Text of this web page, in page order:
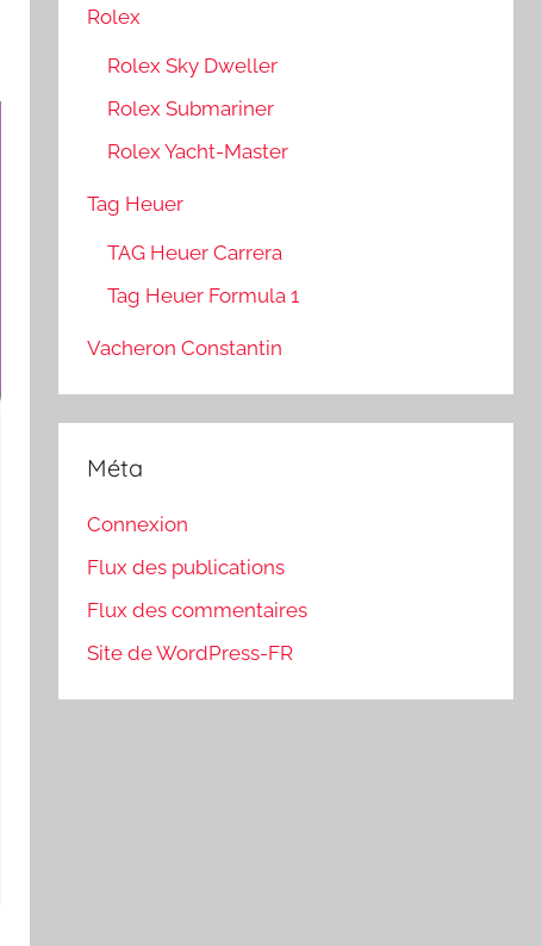
Rolex
Rolex Sky Dweller
Rolex Submariner
Rolex Yacht-Master
Tag Heuer
TAG Heuer Carrera
Tag Heuer Formula 1
Vacheron Constantin
Méta
Connexion
Flux des publications
Flux des commentaires
Site de WordPress-FR